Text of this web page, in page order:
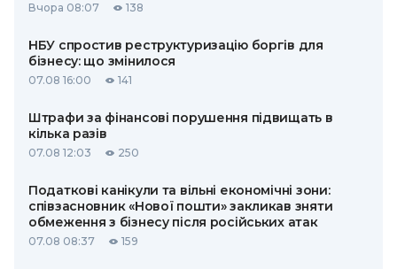
Вчора 08:07 138
НБУ спростив реструктуризацію боргів для
бізнесу: що змінилося
07.08 16:00 141
Штрафи за фінансові порушення підвищать в
кілька разів
07.08 12:03 250
Податкові канікули та вільні економічні зони:
співзасновник «Нової пошти» закликав зняти
обмеження з бізнесу після російських атак
07.08 08:37 159